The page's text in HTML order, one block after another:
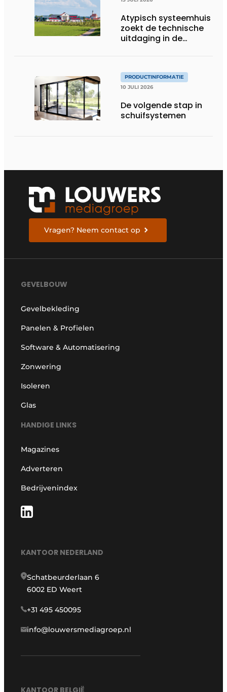
Atypisch systeemhuis
zoekt de technische
uitdaging in de
PRODUCTINFORMATIE
10 JULI 2026
De volgende stap in
schuifsystemen
Vragen? Neem contact op
GEVELBOUW
Gevelbekleding
Panelen & Profielen
Software & Automatisering
Zonwering
Isoleren
Glas
HANDIGE LINKS
Magazines
Adverteren
Bedrijvenindex
KANTOOR NEDERLAND
Schatbeurderlaan 6
6002 ED Weert
+31 495 450095
info@louwersmediagroep.nl